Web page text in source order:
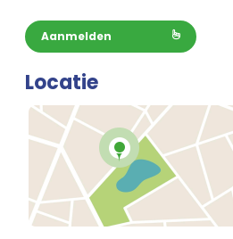
Aanmelden
Locatie